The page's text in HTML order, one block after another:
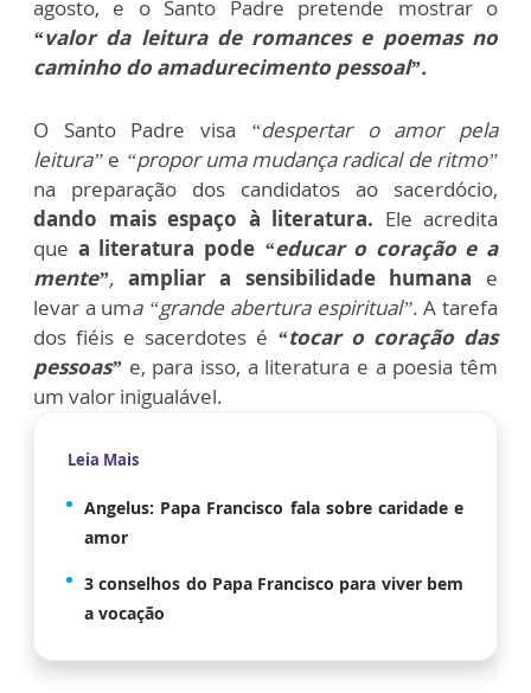
agosto, e o Santo Padre pretende mostrar o
“valor da leitura de romances e poemas no
caminho do amadurecimento pessoal”.
O Santo Padre visa “despertar o amor pela
leitura” e “propor uma mudança radical de ritmo”
na preparação dos candidatos ao sacerdócio,
dando mais espaço à literatura. Ele acredita
que a literatura pode “educar o coração e a
mente”, ampliar a sensibilidade humana e
levar a uma “grande abertura espiritual”. A tarefa
dos fiéis e sacerdotes é “tocar o coração das
pessoas” e, para isso, a literatura e a poesia têm
um valor inigualável.
Leia Mais
Angelus: Papa Francisco fala sobre caridade e
amor
3 conselhos do Papa Francisco para viver bem
a vocação